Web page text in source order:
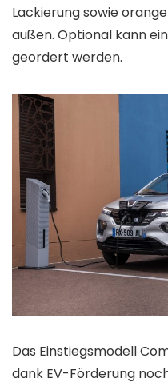
Lackierung sowie
außen. Optional kann
geordert werden.
Das Einstiegsmodell
dank EV-Förderung